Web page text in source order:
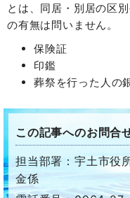
とは、同居・別居の区
の有無は問いません。
保険証
印鑑
葬祭を行った人の
この記事へのお問合
担当部署：宇土市役
金係